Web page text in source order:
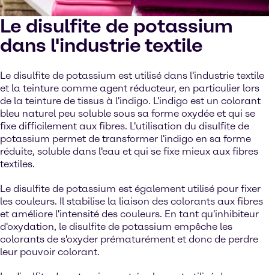
Le disulfite de potassium
dans l'industrie textile
Le disulfite de potassium est utilisé dans l'industrie textile
et la teinture comme agent réducteur, en particulier lors
de la teinture de tissus à l'indigo. L'indigo est un colorant
bleu naturel peu soluble sous sa forme oxydée et qui se
fixe difficilement aux fibres. L'utilisation du disulfite de
potassium permet de transformer l'indigo en sa forme
réduite, soluble dans l'eau et qui se fixe mieux aux fibres
textiles.
Le disulfite de potassium est également utilisé pour fixer
les couleurs. Il stabilise la liaison des colorants aux fibres
et améliore l'intensité des couleurs. En tant qu'inhibiteur
d'oxydation, le disulfite de potassium empêche les
colorants de s'oxyder prématurément et donc de perdre
leur pouvoir colorant.